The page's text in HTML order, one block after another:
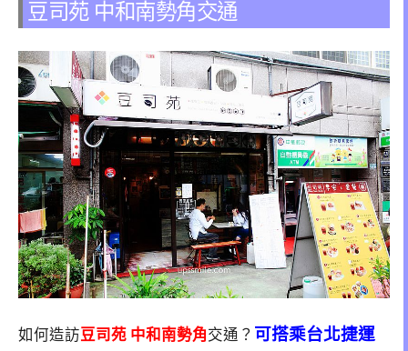
豆司苑 中和南勢角交通
如何造訪豆司苑 中和南勢角交通？ 可搭乘台北捷運